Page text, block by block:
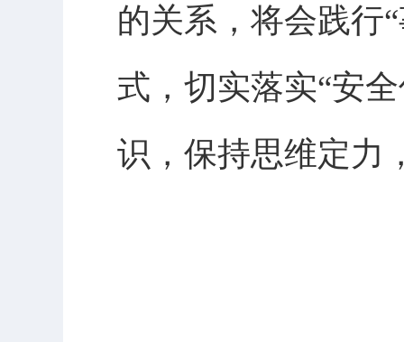
的关系，将会践行
式，切实落实“安
识，保持思维定力